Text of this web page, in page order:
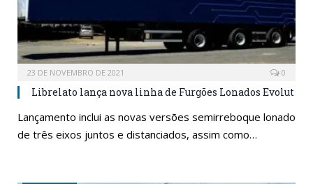
23 DE NOVEMBRO DE 2021 0
Librelato lança nova linha de Furgões Lonados Evolut
Lançamento inclui as novas versões semirreboque lonado
de três eixos juntos e distanciados, assim como…